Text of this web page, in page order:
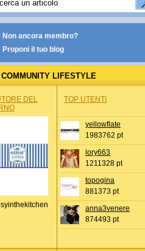
Non ancora membro?
Proponi il tuo blog
COMMUNITY LIFESTYLE
DEL
TOP UTENTI
yellowflate
1983762 pt
lory663
1211328 pt
topogina
881373 pt
anna3venere
874493 pt